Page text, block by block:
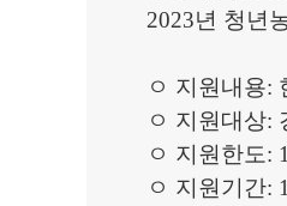
2023년 청년
ㅇ 지원내용:
ㅇ 지원대상:
ㅇ 지원한도: 1
ㅇ 지원기간: 1